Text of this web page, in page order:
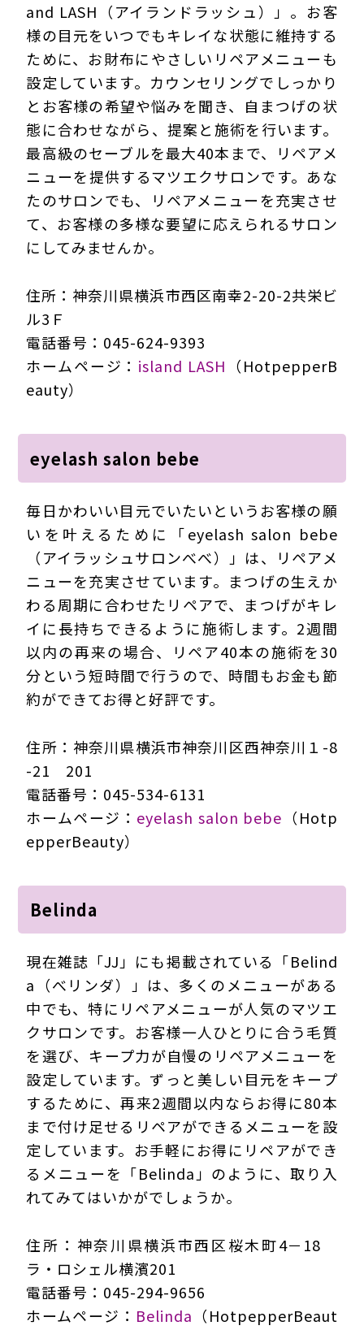
and LASH（アイランドラッシュ）」。お客
様の目元をいつでもキレイな状態に維持する
ために、お財布にやさしいリペアメニューも
設定しています。カウンセリングでしっかり
とお客様の希望や悩みを聞き、自まつげの状
態に合わせながら、提案と施術を行います。
最高級のセーブルを最大40本まで、リペアメ
ニューを提供するマツエクサロンです。あな
たのサロンでも、リペアメニューを充実させ
て、お客様の多様な要望に応えられるサロン
にしてみませんか。
住所：神奈川県横浜市西区南幸2-20-2共栄ビ
ル3Ｆ
電話番号：045-624-9393
ホームページ： island LASH （HotpepperB
eauty）
eyelash salon bebe
毎日かわいい目元でいたいというお客様の願
いを叶えるために「eyelash salon bebe
（アイラッシュサロンべべ）」は、リペアメ
ニューを充実させています。まつげの生えか
わる周期に合わせたリペアで、まつげがキレ
イに長持ちできるように施術します。2週間
以内の再来の場合、リペア40本の施術を30
分という短時間で行うので、時間もお金も節
約ができてお得と好評です。
住所：神奈川県横浜市神奈川区西神奈川１-8
-21 201
電話番号：045-534-6131
ホームページ： eyelash salon bebe （Hotp
epperBeauty）
Belinda
現在雑誌「JJ」にも掲載されている「Belind
a（べリンダ）」は、多くのメニューがある
中でも、特にリペアメニューが人気のマツエ
クサロンです。お客様一人ひとりに合う毛質
を選び、キープ力が自慢のリペアメニューを
設定しています。ずっと美しい目元をキープ
するために、再来2週間以内ならお得に80本
まで付け足せるリペアができるメニューを設
定しています。お手軽にお得にリペアができ
るメニューを「Belinda」のように、取り入
れてみてはいかがでしょうか。
住所：神奈川県横浜市西区桜木町4－18
ラ・ロシェル横濱201
電話番号：045-294-9656
ホームページ： Belinda （HotpepperBeaut